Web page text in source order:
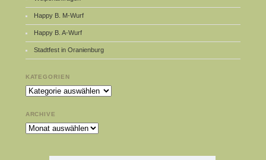
Happy B. M-Wurf
Happy B. A-Wurf
Stadtfest in Oranienburg
KATEGORIEN
Kategorien
ARCHIVE
Archive